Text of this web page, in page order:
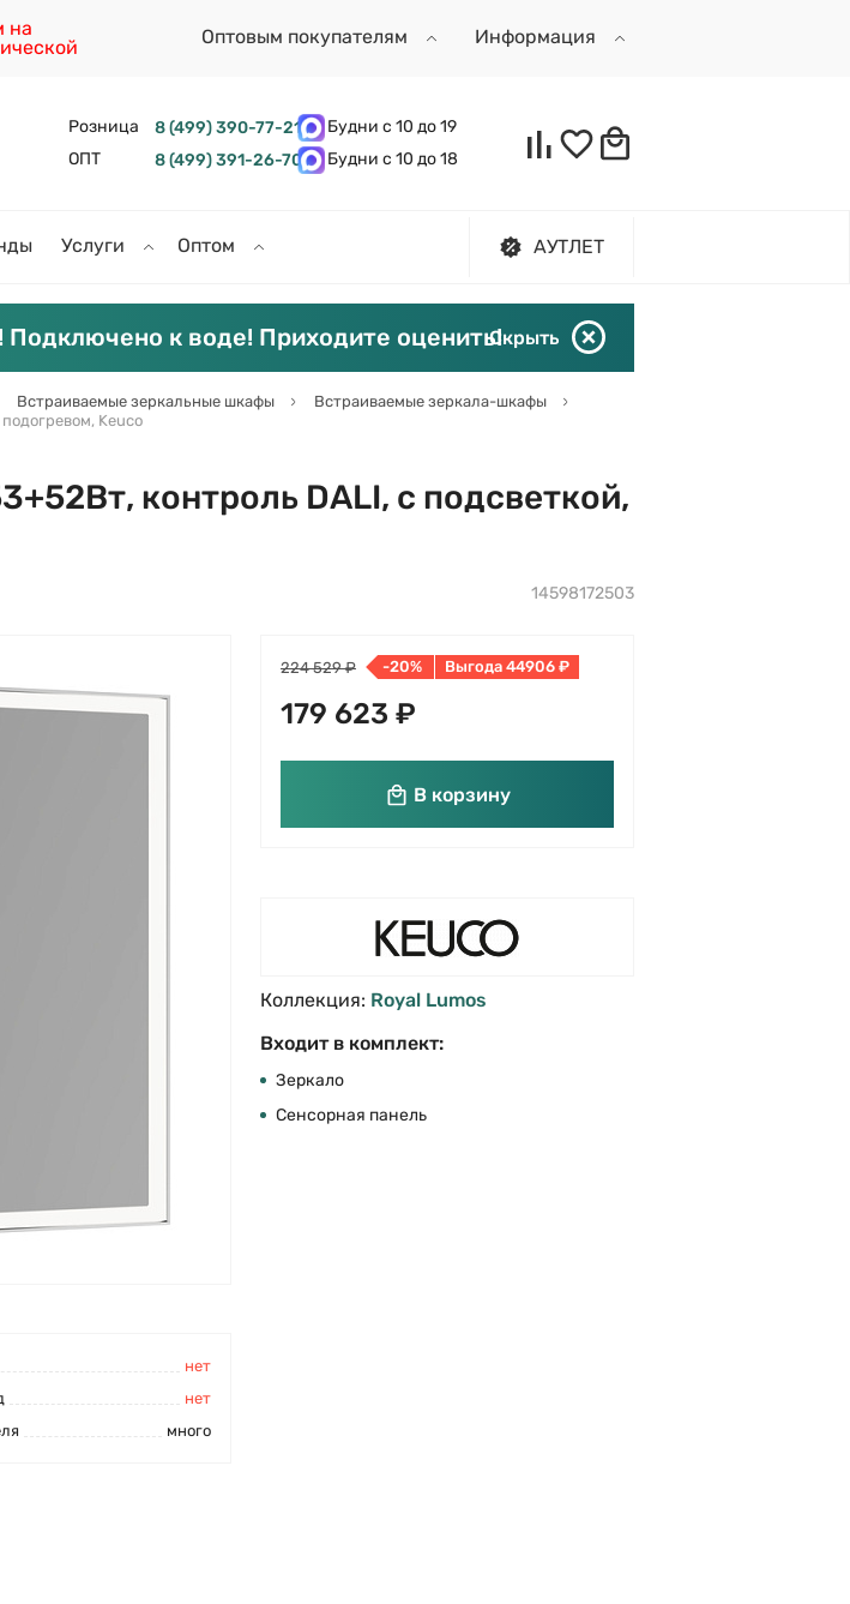
на
Оптовым покупателям Информация
Розница 8 (499) 390-77-21
Будни с 10 до 19
ОПТ
8 (499) 391-26-70 Будни с 10 до 18
Услуги Оптом АУТЛЕТ
к воде! Приходите оценить!Скрыть
Встраиваемые зеркальные шкафы
Встраиваемые зеркала-шкафы
Keuco
контроль DALI, с подсветкой,
14598172503
224 529 ₽ -20% Выгода 44906 ₽
179 623 ₽
В корзину
нет
нет
много
Коллекция: Royal Lumos
Входит в комплект:
Зеркало
Сенсорная панель